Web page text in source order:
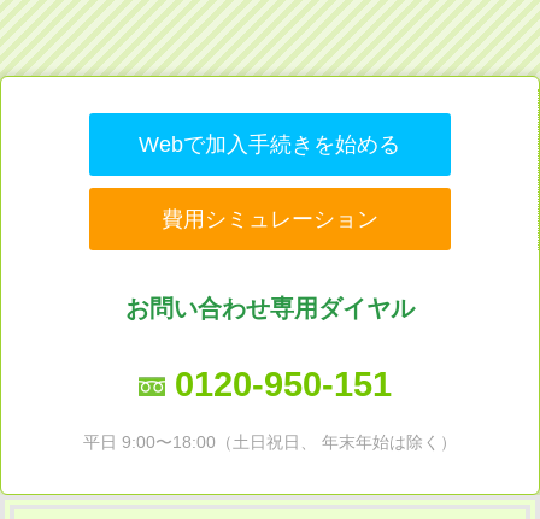
Webで加入手続きを始める
費用シミュレーション
お問い合わせ専用ダイヤル
0120-950-151
平日 9:00〜18:00（土日祝日、 年末年始は除く）